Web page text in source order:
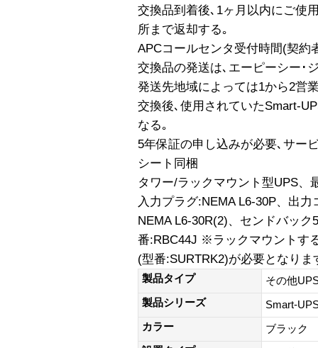
交換品到着後､1ヶ月以内にご使
所まで返却する｡
APCコールセンタ受付時間(契約
交換品の発送は､エーピーシー･
発送先地域によっては1から2営
交換後､使用されていたSmart-
なる｡
5年保証の申し込みが必要､サー
シート同梱
タワー/ラックマウント型UPS、
入力プラグ:NEMA L6-30P、出
NEMA L6-30R(2)、センドバッ
番:RBC44J ※ラックマウントす
(型番:SURTRK2)が必要となりま
製品タイプ
その他
製品シリーズ
Smart-
カラー
ブラック